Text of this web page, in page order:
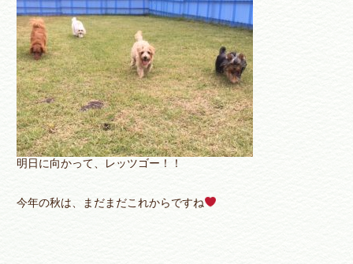
明日に向かって、レッツゴー！！
今年の秋は、まだまだこれからですね